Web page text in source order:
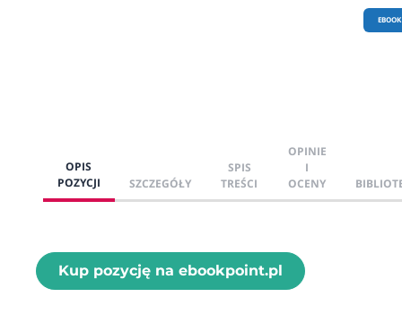
EBOOK
OPIS
POZYCJI
SZCZEGÓŁY
SPIS
TREŚCI
OPINIE
I
OCENY
Kup pozycję na ebookpoint.pl